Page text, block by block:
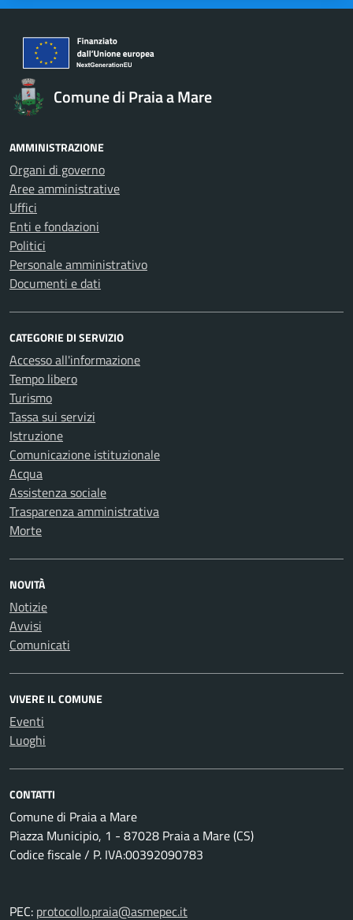
Comune di Praia a Mare
AMMINISTRAZIONE
Organi di governo
Aree amministrative
Uffici
Enti e fondazioni
Politici
Personale amministrativo
Documenti e dati
CATEGORIE DI SERVIZIO
Accesso all'informazione
Tempo libero
Turismo
Tassa sui servizi
Istruzione
Comunicazione istituzionale
Acqua
Assistenza sociale
Trasparenza amministrativa
Morte
NOVITÀ
Notizie
Avvisi
Comunicati
VIVERE IL COMUNE
Eventi
Luoghi
CONTATTI
Comune di Praia a Mare
Piazza Municipio, 1 - 87028 Praia a Mare (CS)
Codice fiscale / P. IVA:00392090783
PEC: protocollo.praia@asmepec.it